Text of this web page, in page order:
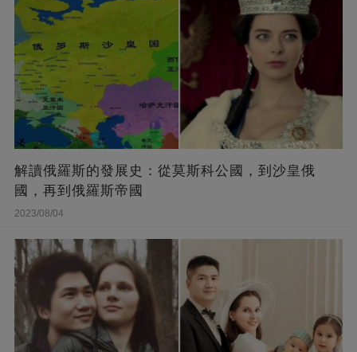
解讀俄羅斯的發展史：從莫斯科公國，到沙皇俄
國，再到俄羅斯帝國
2023/08/04